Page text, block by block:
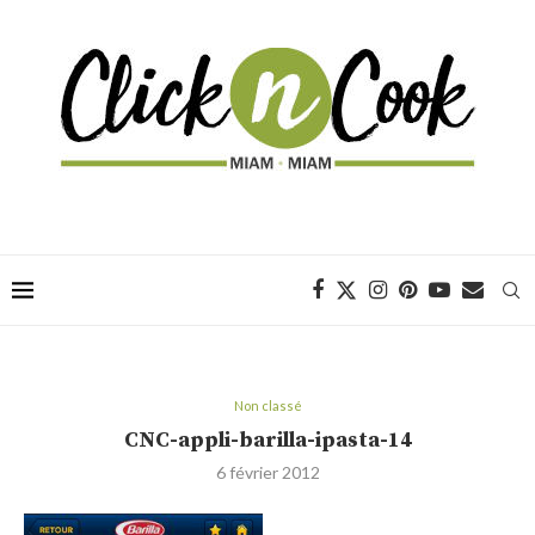
Non classé
CNC-appli-barilla-ipasta-14
6 février 2012